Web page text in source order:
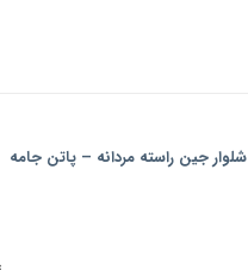
شلوار جین راسته مردانه – پاتن جامه